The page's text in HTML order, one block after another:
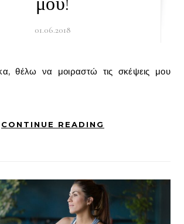
01.06.2018
CONTINUE READING